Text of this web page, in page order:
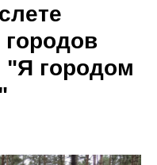
городов
"Я городом